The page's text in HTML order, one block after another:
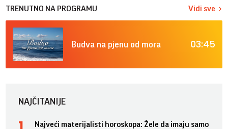
TRENUTNO NA PROGRAMU Vidi sve
Budva na pjenu od mora 03:45
NAJČITANIJE
Najveći materijalisti horoskopa: Žele da imaju samo